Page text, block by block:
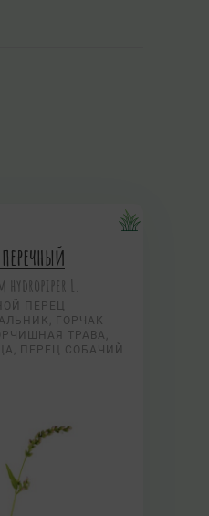
hydropiper L.
ПЕРЕЦ
ГОРЧАК
ТРАВА,
ПЕРЕЦ СОБАЧИЙ